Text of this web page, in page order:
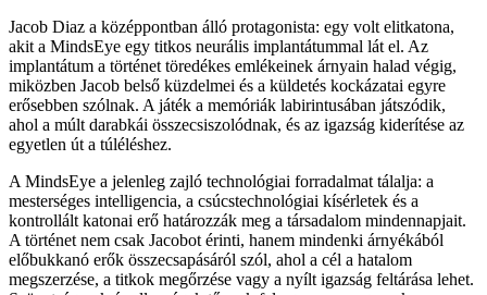
Jacob Diaz a középpontban álló protagonista: egy volt elitkatona,
akit a MindsEye egy titkos neurális implantátummal lát el. Az
implantátum a történet töredékes emlékeinek árnyain halad végig,
miközben Jacob belső küzdelmei és a küldetés kockázatai egyre
erősebben szólnak. A játék a memóriák labirintusában játszódik,
ahol a múlt darabkái összecsiszolódnak, és az igazság kiderítése az
egyetlen út a túléléshez.
A MindsEye a jelenleg zajló technológiai forradalmat tálalja: a
mesterséges intelligencia, a csúcstechnológiai kísérletek és a
kontrollált katonai erő határozzák meg a társadalom mindennapjait.
A történet nem csak Jacobot érinti, hanem mindenki árnyékából
előbukkanó erők összecsapásáról szól, ahol a cél a hatalom
megszerzése, a titkok megőrzése vagy a nyílt igazság feltárása lehet.